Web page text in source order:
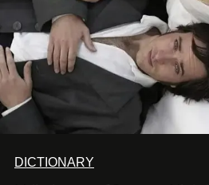
DICTIONARY